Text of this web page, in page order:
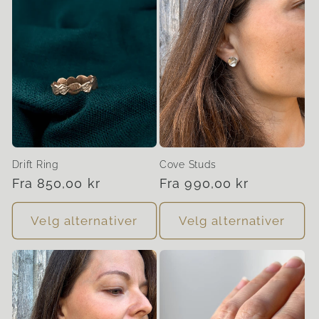
Drift Ring
Vanlig
pris
Fra 850,00 kr
Velg alternativer
Cove Studs
Vanlig
pris
Fra 990,00 kr
Velg alternativer